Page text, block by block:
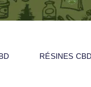
RÉSINES CBD